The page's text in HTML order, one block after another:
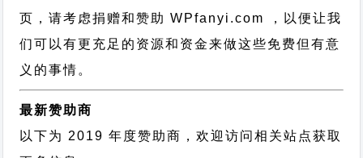
页，请考虑捐赠和赞助 WPfanyi.com ，以便让我
们可以有更充足的资源和资金来做这些免费但有意
义的事情。
最新赞助商
以下为 2019 年度赞助商，欢迎访问相关站点获取